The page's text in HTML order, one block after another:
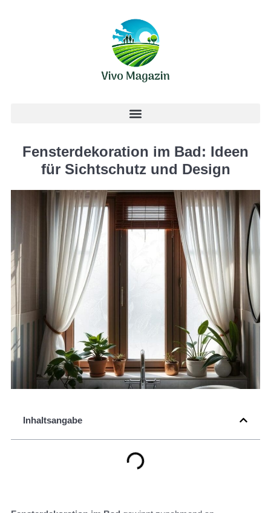
Fensterdekoration im Bad: Ideen
für Sichtschutz und Design
Inhaltsangabe